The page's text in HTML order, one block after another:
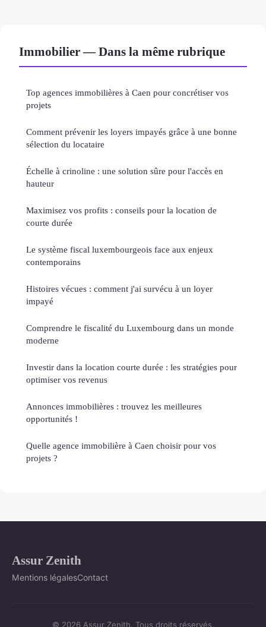
Immobilier — Dans la même rubrique
Top agences immobilières à Caen pour concrétiser vos
projets
Comment prévenir les loyers impayés grâce à une bonne
sélection du locataire
Échelle à crinoline : une solution sûre pour l'accès en
hauteur
Maximisez vos profits : conseils pour la location de
courte durée
Le système fiscal luxembourgeois face aux enjeux
contemporains
Histoires vécues : comment j'ai survécu à un loyer
impayé
Comprendre le fiscalité du Luxembourg dans un monde
moderne
Investir dans la location courte durée : les stratégies pour
optimiser vos revenus
Annonces immobilières : trouvez les meilleures
opportunités !
Quelle agence immobilière à Caen choisir pour vos
projets ?
Assur Zenith
Mentions légalesContact
© 2026 Assur Zenith. Tous droits réservés.